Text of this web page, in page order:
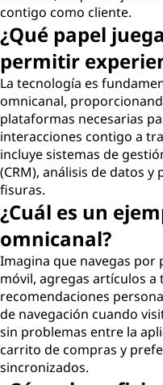
contigo como cliente.
¿Qué papel
permitir
La tecnología es
omnicanal,
plataformas necesarias
interacciones contigo a
incluye sistemas de
(CRM), análisis de datos
fisuras.
¿Cuál es un
omnicanal?
Imagina que navegas por
móvil, agregas artículos
recomendaciones
de navegación cuando
sin problemas entre la
carrito de compras y
sincronizados.